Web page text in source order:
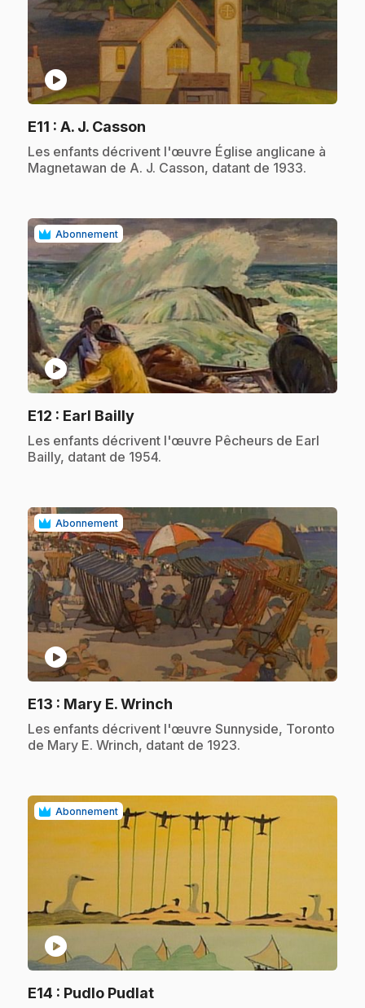
play_circle
E11 : A. J. Casson
.Les enfants décrivent l'œuvre Église anglicane à
Magnetawan de A. J. Casson, datant de 1933.
Abonnement
play_circle
E12 : Earl Bailly.
.Les enfants décrivent l'œuvre Pêcheurs de Earl
Bailly, datant de 1954.
Abonnement
play_circle
E13 : Mary E. Wrinch
.Les enfants décrivent l'œuvre Sunnyside, Toronto
de Mary E. Wrinch, datant de 1923.
Abonnement
play_circle
E14 : Pudlo Pudlat.